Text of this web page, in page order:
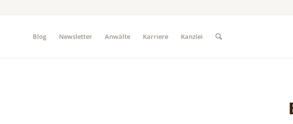
Blog Newsletter Anwälte Karriere Kanzlei